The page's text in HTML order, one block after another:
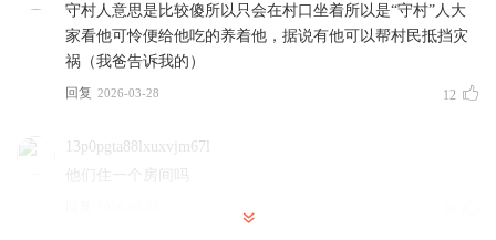
守村人意思是比较傻所以只会在村口坐着所以是“守村”人大
家看他可怜便给他吃的养着他，据说有他可以帮村民抵挡灾
祸（我爸告诉我的）
回复 2026-03-28 12
13p0pgta88lxuxvjm67l
他们住一个房间吗